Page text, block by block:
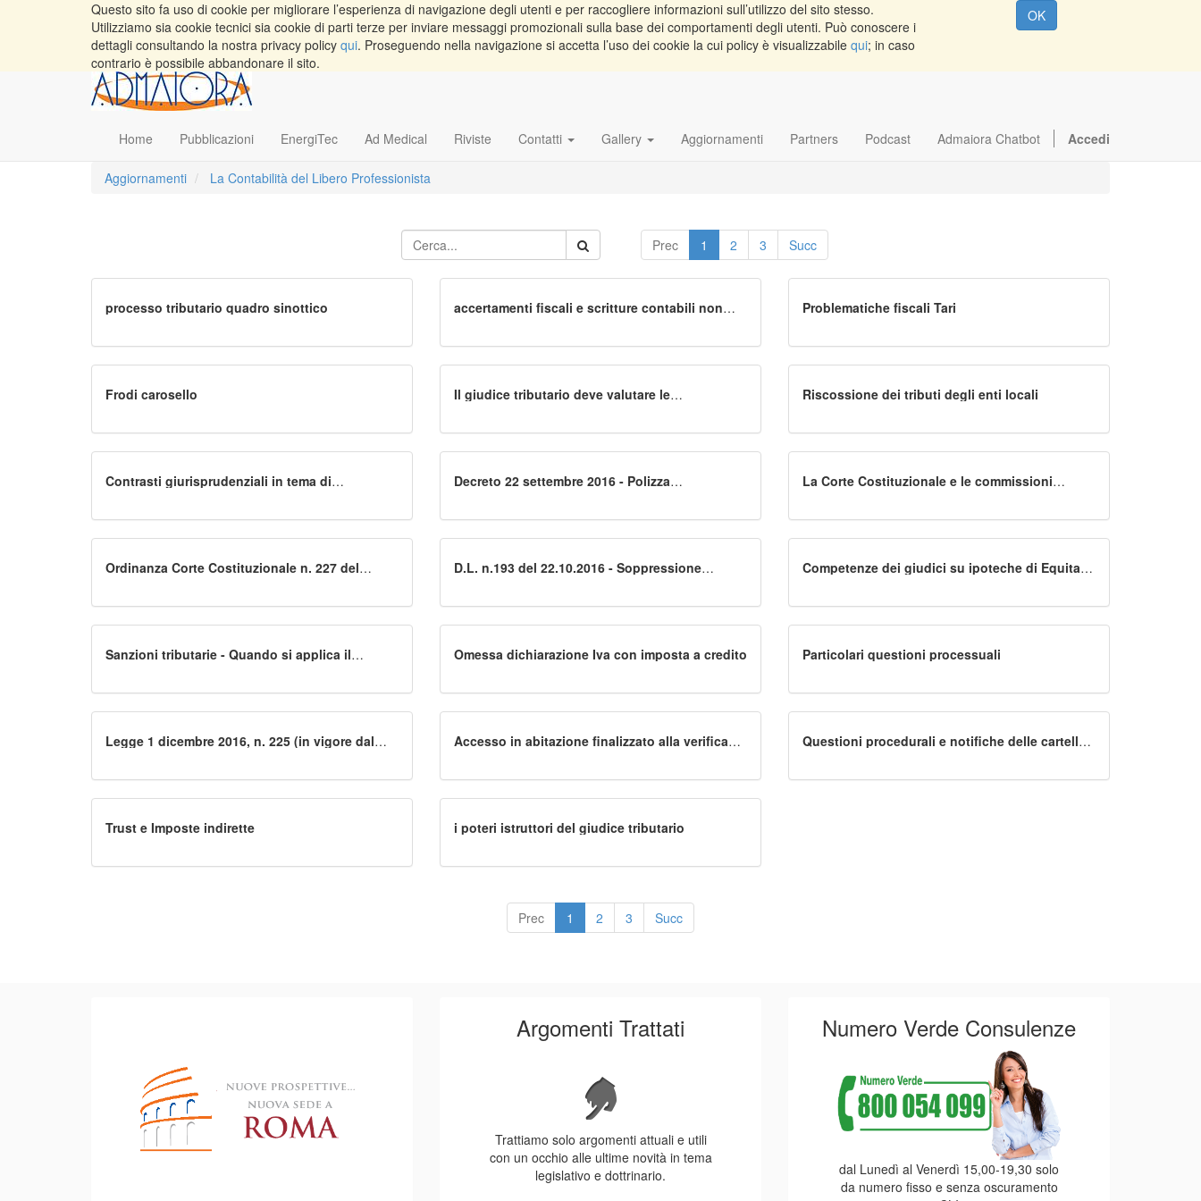
Questo sito fa uso di cookie per migliorare l’esperienza di navigazione degli utenti e per raccogliere informazioni sull’utilizzo del sito stesso.
Utilizziamo sia cookie tecnici sia cookie di parti terze per inviare messaggi promozionali sulla base dei comportamenti degli utenti. Può conoscere i
dettagli consultando la nostra privacy policy qui. Proseguendo nella navigazione si accetta l’uso dei cookie la cui policy è visualizzabile qui; in caso
contrario è possibile abbandonare il sito.
OK
Home Pubblicazioni EnergiTec Ad Medical Riviste Contatti Gallery Aggiornamenti Partners Podcast Admaiora Chatbot Accedi
Aggiornamenti La Contabilità del Libero Professionista
Prec 1 2 3 Succ
processo tributario quadro sinottico accertamenti fiscali e scritture contabili non Problematiche fiscali Tari
Frodi carosello Il giudice tributario deve valutare le Riscossione dei tributi degli enti locali
Contrasti giurisprudenziali in tema di Decreto 22 settembre 2016 - Polizza La Corte Costituzionale e le commissioni
Ordinanza Corte Costituzionale n. 227 del D.L. n.193 del 22.10.2016 - Soppressione Competenze dei giudici su ipoteche di Equitalia
Sanzioni tributarie - Quando si applica il Omessa dichiarazione Iva con imposta a credito Particolari questioni processuali
Legge 1 dicembre 2016, n. 225 (in vigore dal
2016, n. 193, recante disposizioni urgenti in
materia fiscale e per il finanziamento di
Accesso in abitazione finalizzato alla verifica Questioni procedurali e notifiche delle cartelle
Trust e Imposte indirette i poteri istruttori del giudice tributario
Prec 1 2 3 Succ
Argomenti Trattati
Trattiamo solo argomenti attuali e utili
con un occhio alle ultime novità in tema
legislativo e dottrinario.
Numero Verde Consulenze
dal Lunedì al Venerdì 15,00-19,30 solo
da numero fisso e senza oscuramento